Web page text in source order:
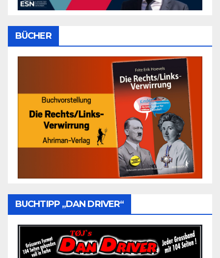
BÜCHER
BUCHTIPP „DAN DRIVER“